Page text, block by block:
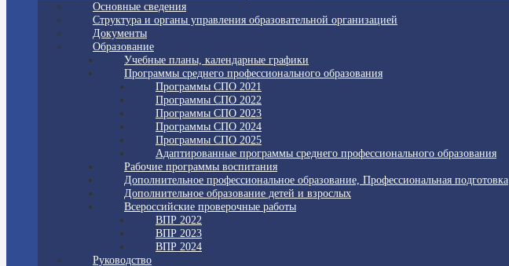
Основные сведения
Структура и органы управления образовательной организацией
Документы
Образование
Учебные планы, календарные графики
Программы среднего профессионального образования
Программы СПО 2021
Программы СПО 2022
Программы СПО 2023
Программы СПО 2024
Программы СПО 2025
Адаптированные программы среднего профессионального образования
Рабочие программы воспитания
Дополнительное профессиональное образование, Профессиональная подготовка
Дополнительное образование детей и взрослых
Всероссийские проверочные работы
ВПР 2022
ВПР 2023
ВПР 2024
Руководство